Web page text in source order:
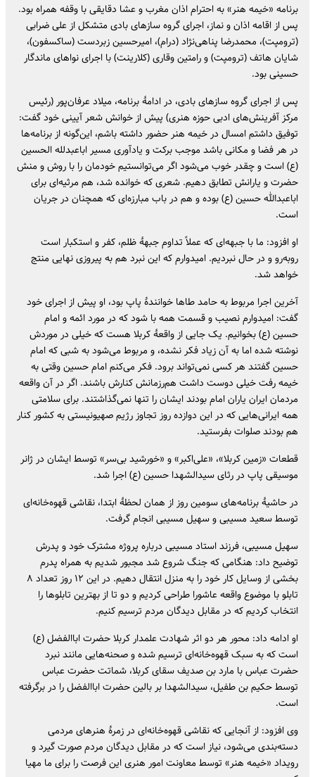
برنامه «خیمه هنر» به احترام اذان مغرب و عشا دقایقی با وقفه همراه بود.
پس از اقامه اذان و نماز، اجرای گروه سازهای بادی متشکل از علی ضرابی
(ترومپت)، محمدرضا پناهی‌نژاد (درام)، امیرحسین زبردست (ساکسفون)،
شایان هاتف (ترومپت) و رامتین وقاری (کلارینت) با اجرای نواهای ماندگار
حسینی بود.
پس از اجرای گروه سازهای بادی، در ادامهٔ برنامه، میلاد عرفان‌پور (رئیس
مرکز آفرینش‌های ادبی حوزه هنری) پیش از خوانش شعر آیینی خود گفت:
توفیق داشتم امسال در خیمه هنر حضور داشته باشم، این‌گونه از برنامه‌ها
در هر فضا و مکانی باشد موجب برکت و یادآوری مسیر اباعبدلله الحسین
(ع) است و چقدر خوب می‌شود اگر می‌توانستیم خودمان را با روش و منش
حضرت و یارانش تطابق دهیم. شعری که خوانده شد، هم مرثیه‌ای برای
اباعبدالله حسین (ع) بوده و هم در باب مبارزه‌ای که همچنان در جریان
است.
او افزود: ما با جبهه‌ای که عملاً تداوم جبههٔ ظلم، کفر و استکبار است
روبه‌رو و در حال نبردیم. امیدوارم که این نبرد هم به پیروزی نهایی منتج
خواهد شد.
آخرین اجرا مربوط به حامد طاها خوانندهٔ پاپ بود، او پیش از اجرای خود
گفت: امیدوارم نصیب و قسمت همه با شود که در مورد ائمه و امام
حسین (ع) بخوانیم. یک جایی از واقعهٔ کربلا هست که خیلی در موردش
نوشته شده اما به آن زیاد فکر نشده، و مربوط می‌شود به شبی که امام
حسین گفتند هر کسی نمی‌تواند برود. فکر می‌کنم امام حسین وقتی به
خیمه رفت خیلی دوست داشت هم‌رزمانش کنارش باشند. اگر در آن واقعه
مردمان ایران یاران امام بودند ایشان را تنها نمی‌گذاشتند. برای سلامتی
همه ایرانی‌هایی که در این دوازده روز تجاوز رژیم صهیونیستی به کشور کنار
هم بودند صلوات بفرستید.
قطعات «زمین کربلا»، «علی‌اکبر» و «خورشید بی‌سر» توسط ایشان در ژانر
موسیقی پاپ در رثای سیدالشهدا حسین (ع) اجرا شد.
در حاشیهٔ برنامه‌های سومین روز از همان لحظهٔ ابتدا، نقاشی قهوه‌خانه‌ای
توسط سعید مسیبی و سهیل مسیبی انجام گرفت.
سهیل مسیبی، فرزند استاد مسیبی درباره پروژه مشترک خود و پدرش
توضیح داد: هنگامی که جنگ شروع شد مجبور شدیم به همراه پدرم
بخشی از وسایل کار خود را به منزل انتقال دهیم. در این ۱۲ روز تعداد ۸
تابلو با موضوع واقعه عاشورا طراحی کردیم و دو تا از بهترین تابلوها را
انتخاب کردیم که در مقابل دیدگان مردم ترسیم کنیم.
او ادامه داد: محور هر دو اثر شهادت علمدار کربلا حضرت اباالفضل (ع)
است که به سبک قهوه‌خانه‌ای ترسیم شده و صحنه‌هایی مانند نبرد
حضرت عباس با مارد بن صدیف سقای کربلا، شماتت حضرت عباس
توسط حکیم بن طفیل، سیدالشهدا بر بالین حضرت اباالفضل را در برگرفته
است.
وی افزود: از آنجایی که نقاشی قهوه‌خانه‌ای در زمرهٔ هنرهای مردمی
دسته‌بندی می‌شود، نیاز است که در مقابل دیدگان مردم صورت گیرد و
رویداد «خیمه هنر» توسط معاونت امور هنری این فرصت را برای ما مهیا